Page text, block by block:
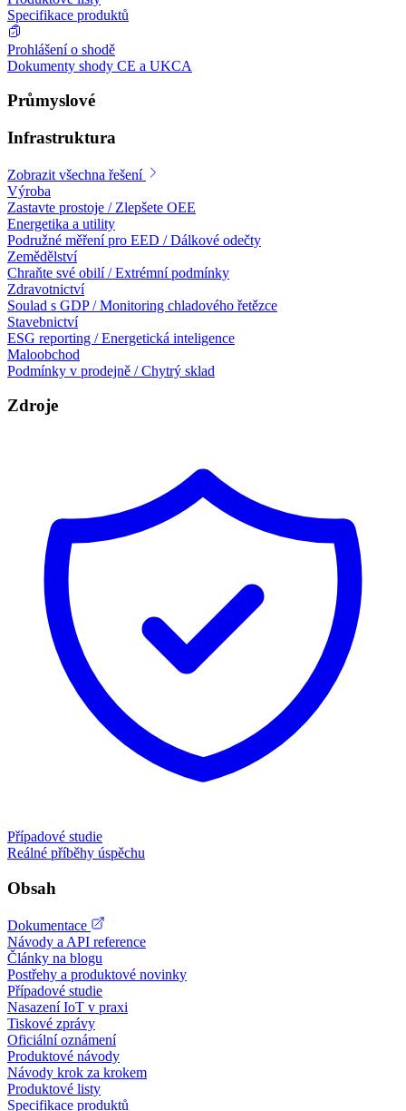
Specifikace produktů
Prohlášení o shodě
Dokumenty shody CE a UKCA
Průmyslové
Infrastruktura
Zobrazit všechna řešení
Výroba
Zastavte prostoje / Zlepšete OEE
Energetika a utility
Podružné měření pro EED / Dálkové odečty
Zemědělství
Chraňte své obilí / Extrémní podmínky
Zdravotnictví
Soulad s GDP / Monitoring chladového řetězce
Stavebnictví
ESG reporting / Energetická inteligence
Maloobchod
Podmínky v prodejně / Chytrý sklad
Zdroje
Případové studie
Reálné příběhy úspěchu
Obsah
Dokumentace
Návody a API reference
Články na blogu
Postřehy a produktové novinky
Případové studie
Nasazení IoT v praxi
Tiskové zprávy
Oficiální oznámení
Produktové návody
Návody krok za krokem
Produktové listy
Specifikace produktů